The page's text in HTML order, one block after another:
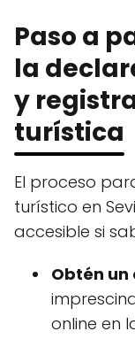
Paso a
la
y
turística
El proceso
turístico en
accesible si
Obtén
online en